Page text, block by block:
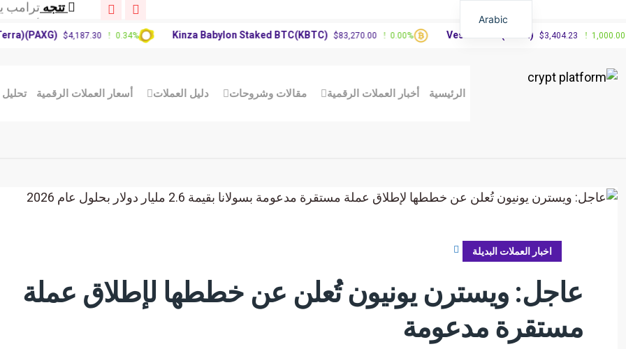
تتجهأطلقت
تتجهعاجل:
تتجه
عاجل:
الرئيسية أخبار العملات الرقمية مقالات وشروحات دليل العملات أسعار العملات الرقمية تحليل
اخبار العملات البديلة
عاجل: ويسترن يونيون تُعلن عن خططها لإطلاق عملة
مستقرة مدعومة
$4,187.30 0.34% Kinza Babylon Staked BTC(KBTC) $83,270.00 0.00% Vested XOR(VXOR) $3,404.23 1,000.00%
Arabic